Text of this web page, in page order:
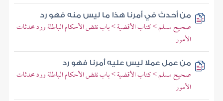
من أحدث في أمرنا هذا ما ليس منه فهو رد
صحيح مسلم > كتاب الأقضية > باب نقض الأحكام الباطلة ورد محدثات
الأمور
من عمل عملا ليس عليه أمرنا فهو رد
صحيح مسلم > كتاب الأقضية > باب نقض الأحكام الباطلة ورد محدثات
الأمور